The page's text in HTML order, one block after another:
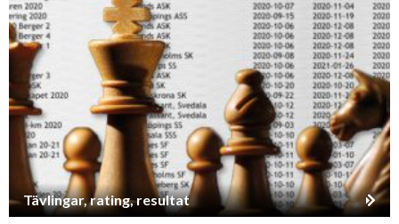
Tävlingar, rating, resultat